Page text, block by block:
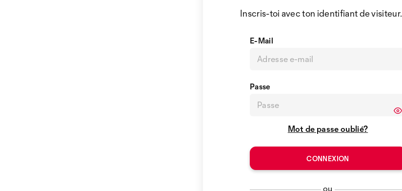
Inscris-toi avec ton identifiant de visiteur.
E-Mail
Passe
Mot de passe oublié?
ou